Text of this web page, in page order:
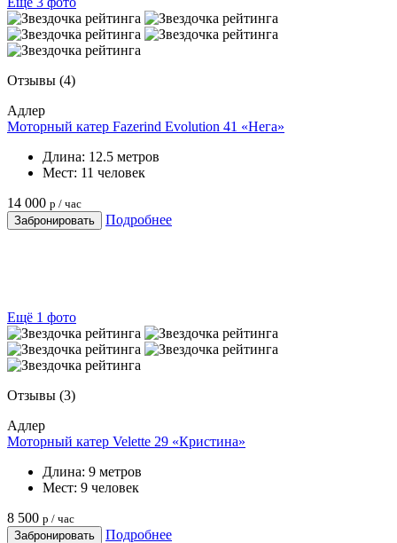
Отзывы (4)
Адлер
Моторный катер Fazerind Evolution 41 «Нега»
Длина: 12.5 метров
Мест: 11 человек
14 000 р / час
Забронировать
Подробнее
Ещё 1 фото
Отзывы (3)
Адлер
Моторный катер Velette 29 «Кристина»
Длина: 9 метров
Мест: 9 человек
8 500 р / час
Забронировать
Подробнее